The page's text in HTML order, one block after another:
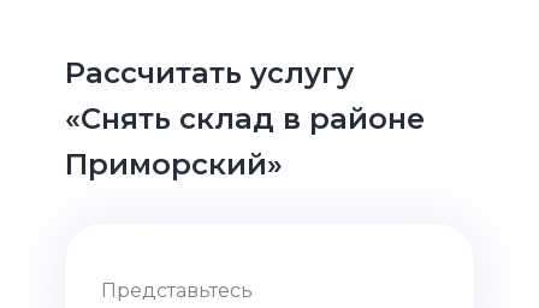
Рассчитать услугу
«Cнять склад в районе
Приморский»
Представьтесь